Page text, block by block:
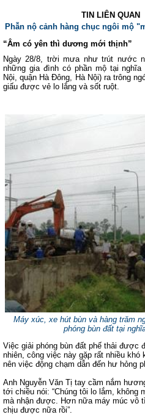
TIN LIÊN QUAN
Phẫn nộ cảnh hàng chục ngôi mộ
“Âm có yên thì dương mới thịnh”
Ngày 28/8, trời mưa như trút nước
những gia đình có phần mộ tại
Nội, quận Hà Đông, Hà Nội) ra trông
giấu được vẻ lo lắng và sốt ruột.
Máy xúc, xe hút bùn và hàng trăm
phóng bùn đất tại
Việc giải phóng bùn đất phế thải được
nhiên, công việc này gặp rất nhiều
nên việc động chạm dẫn đến hư hỏng
Anh Nguyễn Văn Tị tay cầm nắm
tới chiều nói: “Chúng tôi lo lắm, không
mà nhận được. Hơn nữa máy múc vô
chịu được nữa rồi”.